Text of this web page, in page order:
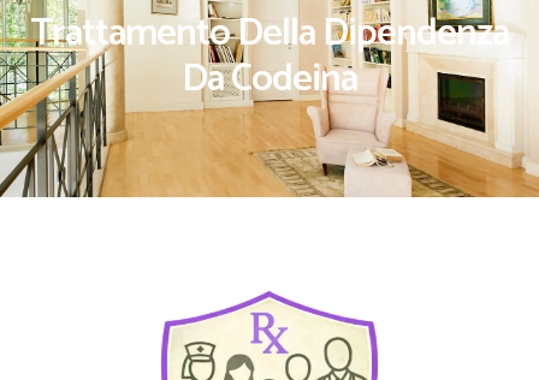
Trattamento Della Dipendenza
Da Codeina